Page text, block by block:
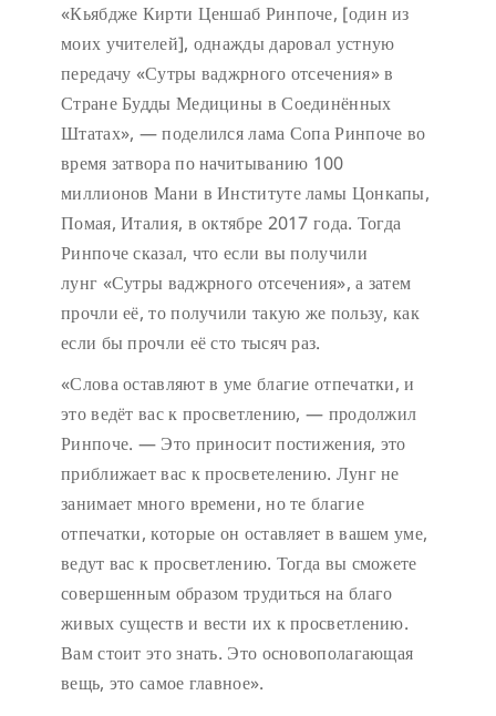
«Кьябдже Кирти Ценшаб Ринпоче, [один из
моих учителей], однажды даровал устную
передачу «Сутры ваджрного отсечения» в
Стране Будды Медицины в Соединённых
Штатах», — поделился лама Сопа Ринпоче во
время затвора по начитыванию 100
миллионов Мани в Институте ламы Цонкапы,
Помая, Италия, в октябре 2017 года. Тогда
Ринпоче сказал, что если вы получили
лунг «Сутры ваджрного отсечения», а затем
прочли её, то получили такую же пользу, как
если бы прочли её сто тысяч раз.
«Слова оставляют в уме благие отпечатки, и
это ведёт вас к просветлению, — продолжил
Ринпоче. — Это приносит постижения, это
приближает вас к просветелению. Лунг не
занимает много времени, но те благие
отпечатки, которые он оставляет в вашем уме,
ведут вас к просветлению. Тогда вы сможете
совершенным образом трудиться на благо
живых существ и вести их к просветлению.
Вам стоит это знать. Это основополагающая
вещь, это самое главное».